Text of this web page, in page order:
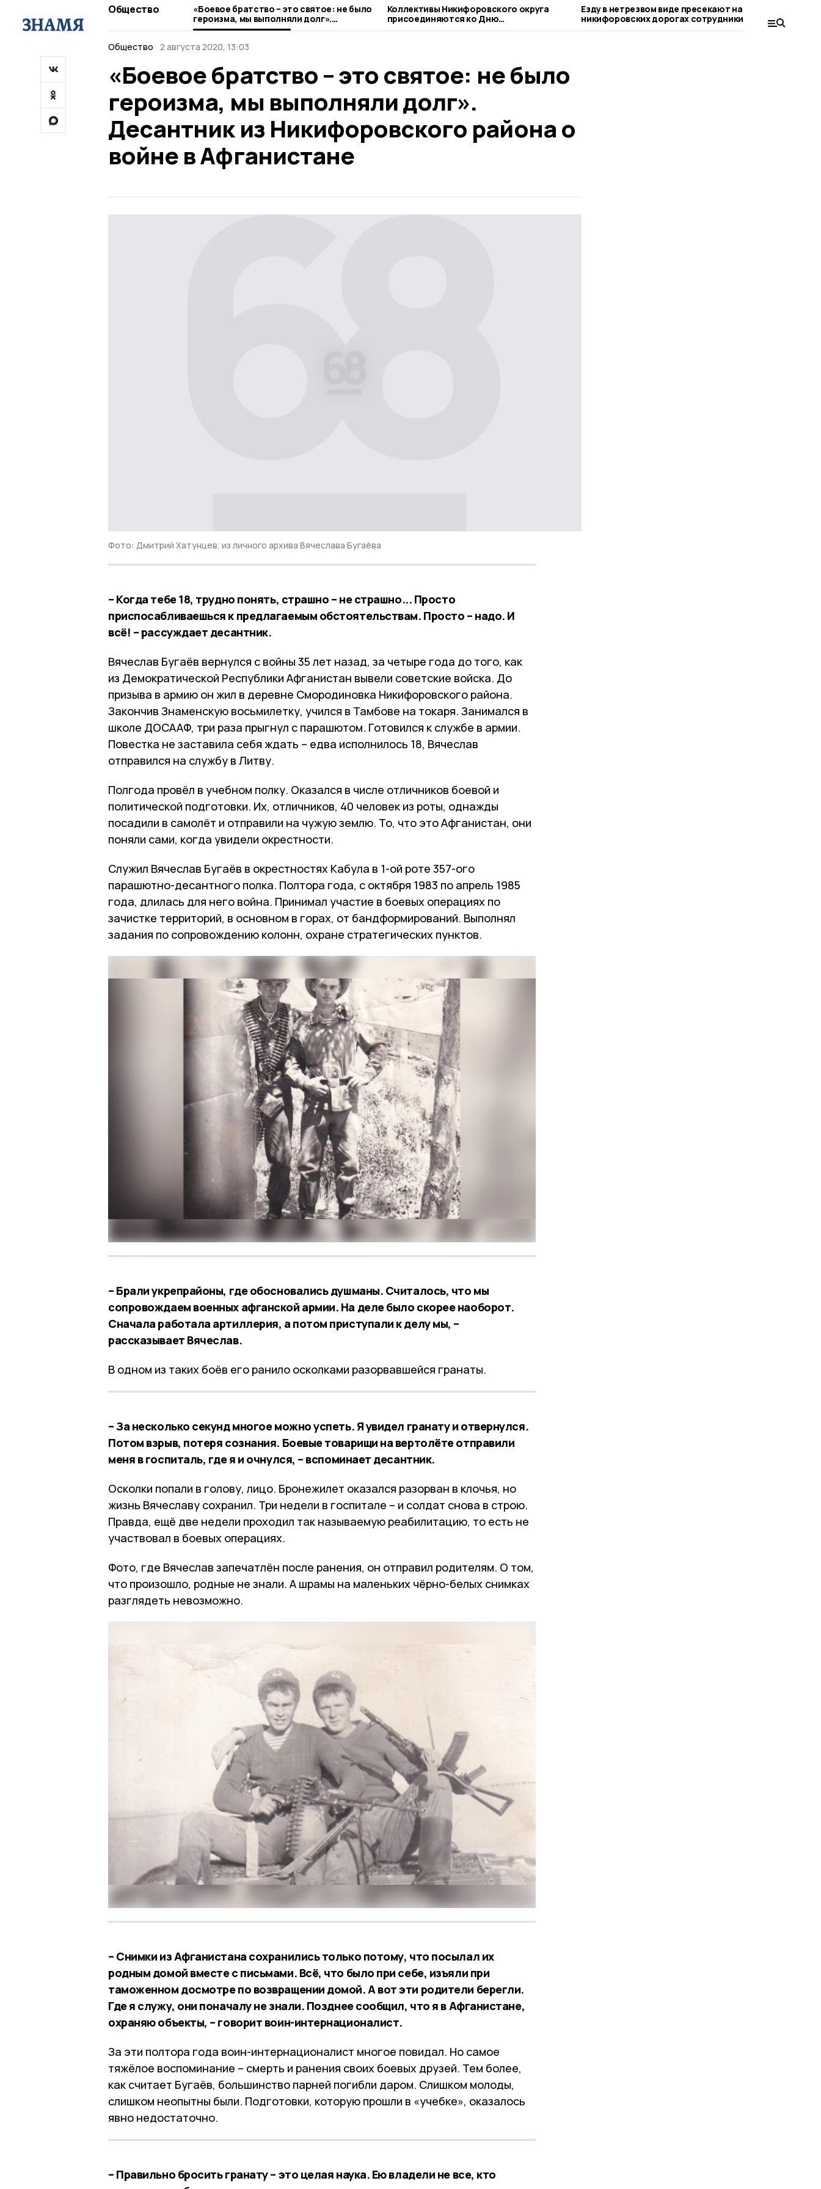
Общество
«Боевое братство – это святое: не было
героизма, мы выполняли долг».
Десантник из Никифоровского района о
Коллективы Никифоровского округа
присоединяются ко Дню
благотворительного труда
Езду в нетрезвом виде пресекают на
никифоровских дорогах сотрудники
Госавтоинспекции
Общество
2 августа 2020, 13:03
«Боевое братство – это святое: не было
героизма, мы выполняли долг».
Десантник из Никифоровского района о
войне в Афганистане
Фото: Дмитрий Хатунцев, из личного архива Вячеслава Бугаёва
– Когда тебе 18, трудно понять, страшно – не страшно... Просто
приспосабливаешься к предлагаемым обстоятельствам. Просто – надо. И
всё! – рассуждает десантник.
Вячеслав Бугаёв вернулся с войны 35 лет назад, за четыре года до того, как
из Демократической Республики Афганистан вывели советские войска. До
призыва в армию он жил в деревне Смородиновка Никифоровского района.
Закончив Знаменскую восьмилетку, учился в Тамбове на токаря. Занимался в
школе ДОСААФ, три раза прыгнул с парашютом. Готовился к службе в армии.
Повестка не заставила себя ждать – едва исполнилось 18, Вячеслав
отправился на службу в Литву.
Полгода провёл в учебном полку. Оказался в числе отличников боевой и
политической подготовки. Их, отличников, 40 человек из роты, однажды
посадили в самолёт и отправили на чужую землю. То, что это Афганистан, они
поняли сами, когда увидели окрестности.
Служил Вячеслав Бугаёв в окрестностях Кабула в 1-ой роте 357-ого
парашютно-десантного полка. Полтора года, с октября 1983 по апрель 1985
года, длилась для него война. Принимал участие в боевых операциях по
зачистке территорий, в основном в горах, от бандформирований. Выполнял
задания по сопровождению колонн, охране стратегических пунктов.
– Брали укрепрайоны, где обосновались душманы. Считалось, что мы
сопровождаем военных афганской армии. На деле было скорее наоборот.
Сначала работала артиллерия, а потом приступали к делу мы, –
рассказывает Вячеслав.
В одном из таких боёв его ранило осколками разорвавшейся гранаты.
– За несколько секунд многое можно успеть. Я увидел гранату и отвернулся.
Потом взрыв, потеря сознания. Боевые товарищи на вертолёте отправили
меня в госпиталь, где я и очнулся, – вспоминает десантник.
Осколки попали в голову, лицо. Бронежилет оказался разорван в клочья, но
жизнь Вячеславу сохранил. Три недели в госпитале – и солдат снова в строю.
Правда, ещё две недели проходил так называемую реабилитацию, то есть не
участвовал в боевых операциях.
Фото, где Вячеслав запечатлён после ранения, он отправил родителям. О том,
что произошло, родные не знали. А шрамы на маленьких чёрно-белых снимках
разглядеть невозможно.
– Снимки из Афганистана сохранились только потому, что посылал их
родным домой вместе с письмами. Всё, что было при себе, изъяли при
таможенном досмотре по возвращении домой. А вот эти родители берегли.
Где я служу, они поначалу не знали. Позднее сообщил, что я в Афганистане,
охраняю объекты, – говорит воин-интернационалист.
За эти полтора года воин-интернационалист многое повидал. Но самое
тяжёлое воспоминание – смерть и ранения своих боевых друзей. Тем более,
как считает Бугаёв, большинство парней погибли даром. Слишком молоды,
слишком неопытны были. Подготовки, которую прошли в «учебке», оказалось
явно недостаточно.
– Правильно бросить гранату – это целая наука. Ею владели не все, кто